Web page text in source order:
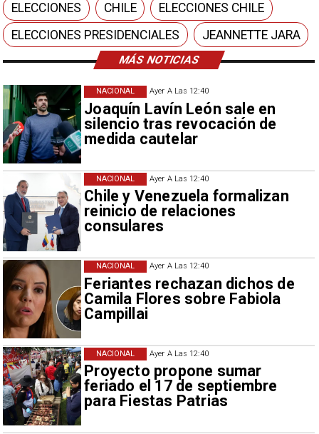
MÁS NOTICIAS
Ayer A Las 12:40
Joaquín Lavín León sale en
silencio tras revocación de
medida cautelar
NACIONAL
Ayer A Las 12:40
Chile y Venezuela formalizan
reinicio de relaciones
consulares
NACIONAL
Ayer A Las 12:40
Feriantes rechazan dichos de
Camila Flores sobre Fabiola
Campillai
NACIONAL
Ayer A Las 12:40
Proyecto propone sumar
feriado el 17 de septiembre
para Fiestas Patrias
NACIONAL
ELECCIONES CHILE
ELECCIONES CHILE
ELECCIONES PRESIDENCIALES
JEANNETTE JARA